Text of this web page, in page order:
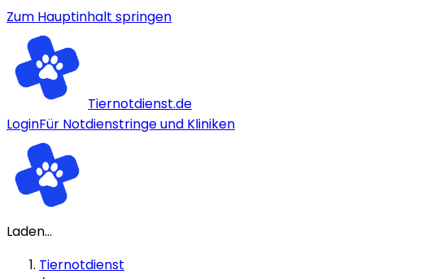
Zum Hauptinhalt springen
Tiernotdienst.de
LoginFür Notdienstringe und Kliniken
Laden...
Tiernotdienst